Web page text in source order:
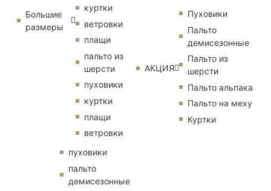
Большие
размеры
куртки
ветровки
плащи
пальто из
шерсти
пуховики
куртки
плащи
ветровки
пуховики
пальто
демисезонные
АКЦИЯ
Пуховики
Пальто
демисезонные
Пальто из
шерсти
Пальто альпака
Пальто на меху
Куртки